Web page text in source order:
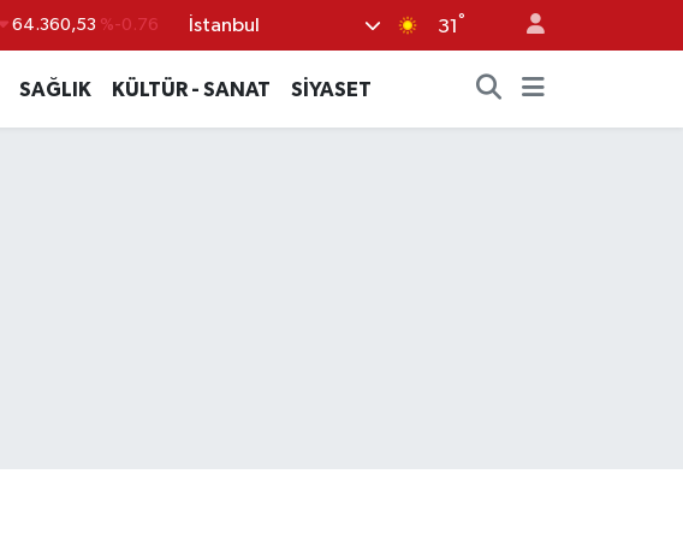
64.360,53 %-0.76 İstanbul 31 °
SAĞLIK KÜLTÜR - SANAT SİYASET